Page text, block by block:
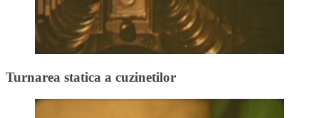
Turnarea statica a cuzinetilor